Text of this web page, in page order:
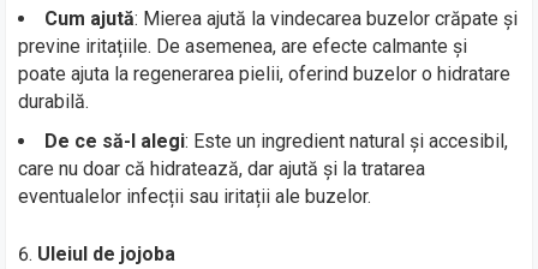
Cum ajută: Mierea ajută la vindecarea buzelor crăpate și
previne iritațiile. De asemenea, are efecte calmante și
poate ajuta la regenerarea pielii, oferind buzelor o hidratare
durabilă.
De ce să-l alegi: Este un ingredient natural și accesibil,
care nu doar că hidratează, dar ajută și la tratarea
eventualelor infecții sau iritații ale buzelor.
Uleiul de jojoba